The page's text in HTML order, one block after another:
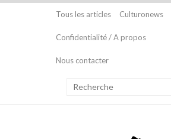
Tous les articles Culturonews
Confidentialité / A propos
Nous contacter